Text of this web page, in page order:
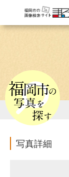
写真詳細